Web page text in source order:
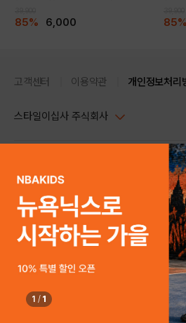
85% 6,000 85%
고객센터 이용약관 개인정보처리
스타일이십사 주식회사
주소 : 서울시 강남구 논현로 633, 6층 (논현동, 한세엠
사업자등록번호 : 116-81-32499
통신판매업신고번호 : 제 2024-서울강남-04239
호스팅 서비스 : 스타일이십사㈜
고객센터 1544-5336(평일 09:00~ 18:00 토/일/공휴
스타일24 고객센터 1544-5336
평일 09:00~ 18:00 (토/일/공휴일 휴무)
help Email : help@style24.com
COPYRIGHTⓒ2021 STYLE24 ALL RIGHTS
1 / 1